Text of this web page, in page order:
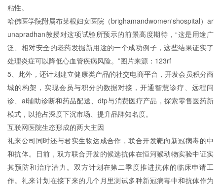
粘性。
哈佛医学院附属布莱根妇女医院（brighamandwomen'shospital）ar
unapradhan教授对这项试验所预示的前景高度期待，“这是用途广
泛、相对安全的老药发掘新用途的一个成功例子，这些结果证实了
处理炎症可以降低心血管疾病风险。”图片来源：123rf
5、此外，还计划建立健康类产品的社交电商平台，开发会员积分商
城的构架，实现会员与积分的数据对接，开通智慧诊疗、远程问
诊、ai辅助诊断和药品配送、dtp与消费医疗产品，探索零售医药新
模式，以抢占深度下沉市场、提升品牌知名度。
互联网医院生态形成的两大主因
礼来公司同时还与君实生物达成合作，联合开发靶向新冠病毒的中
和抗体。日前，双方联合开发的候选抗体在恒河猴动物实验中证实
其预防和治疗潜力。双方计划在第二季度推进抗体的临床申请工
作。礼来计划在接下来的几个月里测试多种新冠病毒中和抗体作为